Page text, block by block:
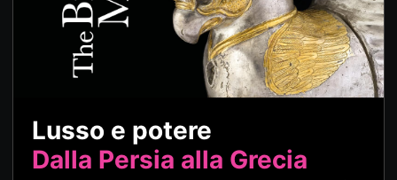
Lusso e potere
Dalla Persia alla Grecia